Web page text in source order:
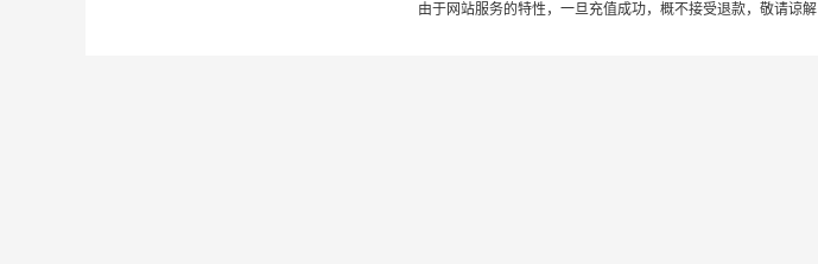
由于网站服务的特性，一旦充值成功，概不接受退款，敬请谅解